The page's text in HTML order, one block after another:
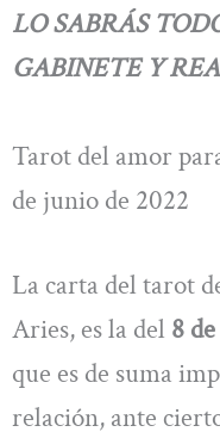
LO SABRÁS
GABINETE Y
Tarot del amor
de junio de 2022
La carta del tarot
Aries, es la del 8
que es de suma
relación, ante